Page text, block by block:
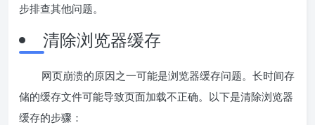
步排查其他问题。
清除浏览器缓存
网页崩溃的原因之一可能是浏览器缓存问题。长时间存
储的缓存文件可能导致页面加载不正确。以下是清除浏览器
缓存的步骤：